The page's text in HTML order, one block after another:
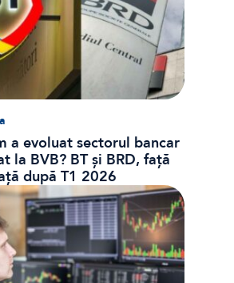
a evoluat sectorul bancar
la BVB? BT și BRD, față
după T1 2026